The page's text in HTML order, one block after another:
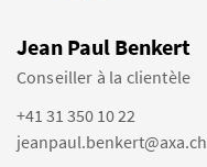
Jean Paul Benkert
Conseiller à la clientèle
+41 31 350 10 22
jeanpaul.benkert@axa.ch